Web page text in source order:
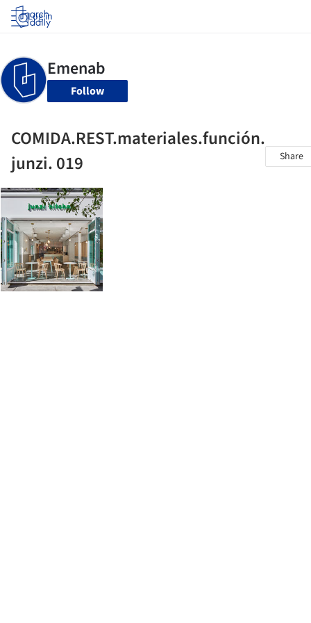
Log in
Follow
COMIDA.REST.materiales.función.
junzi. 019
Share